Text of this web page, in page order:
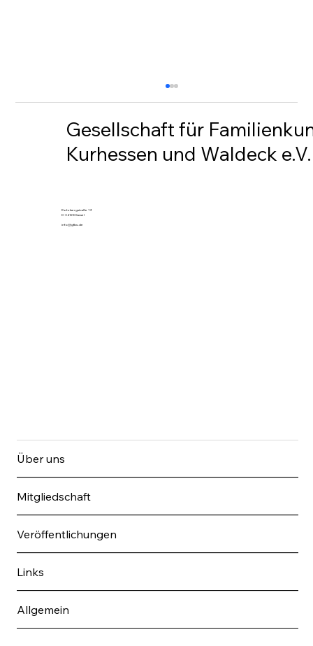
OFB Altenritte
Gesellschaft für
Kurhessen und Waldeck e.V.
Rohrbergstraße 19
D-34128 Kassel
info@gfkw.de
Über uns
Mitgliedschaft
Veröffentlichungen
Links
Allgemein